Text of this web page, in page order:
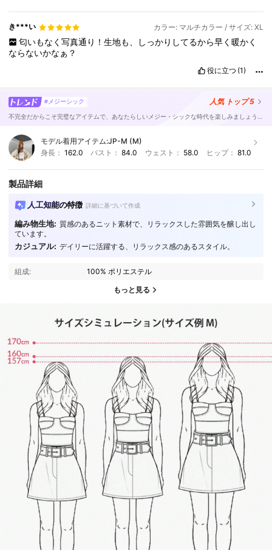
き***い カラー: マルチカラー / サイズ: XL
匂いもなく写真通り！生地も、しっかりしてるから早く暖かく
ならないかなぁ？
役に立つ (1)
#メジーシック 人気 トップ 5
モデル着用アイテム:JP-M (M)
身長： 162.0 バスト：84.0 ウェスト： 58.0 ヒップ： 81.0
製品詳細
人工知能の特徴 詳細に基づいて作成
編み物生地: 質感のあるニット素材で、リラックスした雰囲気を醸し出し
ています。
カジュアル: デイリーに活躍する、リラックス感のあるスタイル。
組成: 100% ポリエステル
もっと見る